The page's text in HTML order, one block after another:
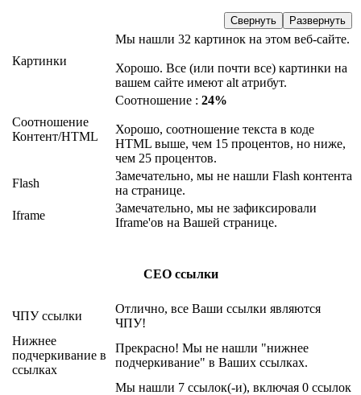
Развернуть
Свернуть
Картинки
Мы нашли 32 картинок на этом веб-сайте.
Хорошо. Все (или почти все) картинки на
вашем сайте имеют alt атрибут.
Соотношение
Контент/HTML
Соотношение : 24%
Хорошо, соотношение текста в коде
HTML выше, чем 15 процентов, но ниже,
чем 25 процентов.
Flash
Замечательно, мы не нашли Flash контента
на странице.
Iframe
Замечательно, мы не зафиксировали
Iframe'ов на Вашей странице.
СЕО ссылки
ЧПУ ссылки
Отлично, все Ваши ссылки являются
ЧПУ!
Нижнее
подчеркивание в
ссылках
Прекрасно! Мы не нашли "нижнее
подчеркивание" в Ваших ссылках.
Мы нашли 7 ссылок(-и), включая 0 ссылок